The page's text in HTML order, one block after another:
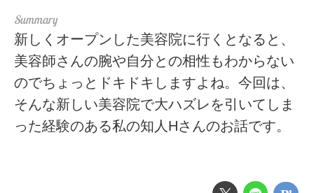
新しくオープンした美容院に行くとなると、
美容師さんの腕や自分との相性もわからない
のでちょっとドキドキしますよね。今回は、
そんな新しい美容院で大ハズレを引いてしま
った経験のある私の知人Hさんのお話です。